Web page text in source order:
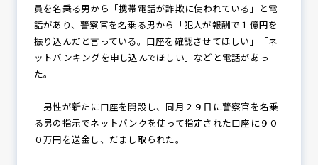
防犯対策情報
員を名乗る男から「携帯電話が詐欺に使われている」と電
話があり、警察官を名乗る男から「犯人が報酬で１億円を
振り込んだと言っている。口座を確認させてほしい」「ネ
ットバンキングを申し込んでほしい」などと電話があっ
た。
男性が新たに口座を開設し、同月２９日に警察官を名乗
る男の指示でネットバンクを使って指定された口座に９０
０万円を送金し、だまし取られた。